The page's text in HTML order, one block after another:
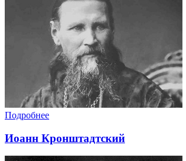
Подробнее
Иоанн Кронштадтский